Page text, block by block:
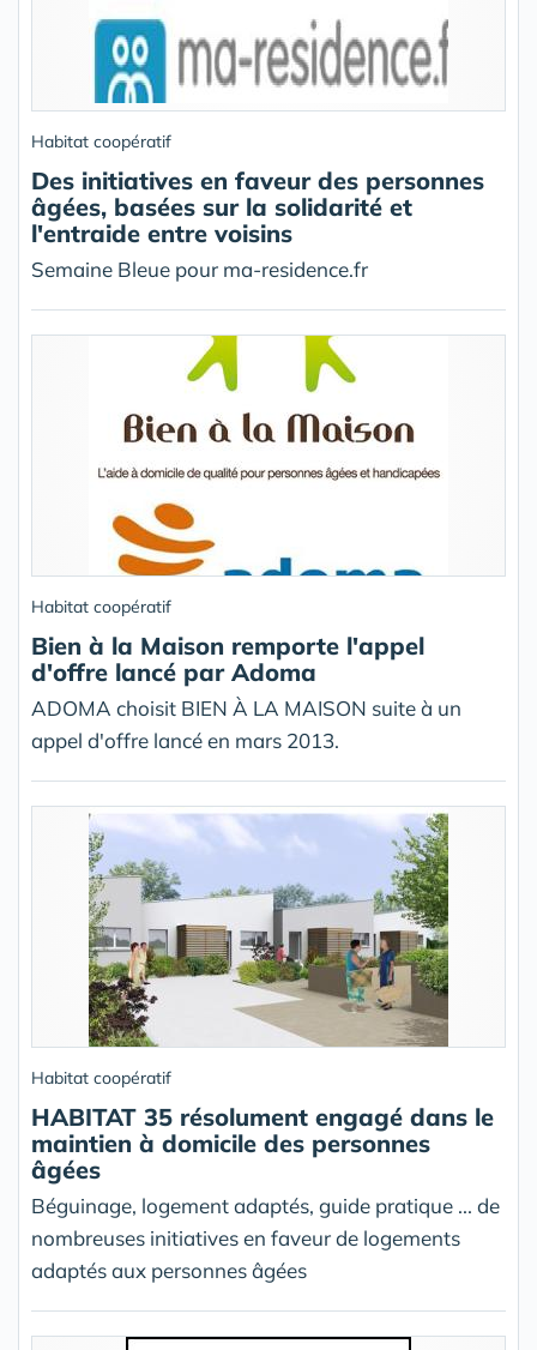
Habitat coopératif
Des initiatives en faveur des personnes
âgées, basées sur la solidarité et
l'entraide entre voisins
Semaine Bleue pour ma-residence.fr
Habitat coopératif
Bien à la Maison remporte l'appel
d'offre lancé par Adoma
ADOMA choisit BIEN À LA MAISON suite à un
appel d'offre lancé en mars 2013.
Habitat coopératif
HABITAT 35 résolument engagé dans le
maintien à domicile des personnes
âgées
Béguinage, logement adaptés, guide pratique ... de
nombreuses initiatives en faveur de logements
adaptés aux personnes âgées